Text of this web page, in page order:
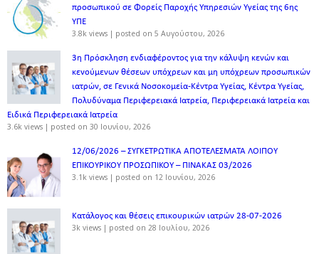
προσωπικού σε Φορείς Παροχής Υπηρεσιών Υγείας της 6ης
ΥΠΕ
3.8k views | posted on 5 Αυγούστου, 2026
3η Πρόσκληση ενδιαφέροντος για την κάλυψη κενών και
κενούμενων θέσεων υπόχρεων και μη υπόχρεων προσωπικών
ιατρών, σε Γενικά Νοσοκομεία-Κέντρα Υγείας, Κέντρα Υγείας,
Πολυδύναμα Περιφερειακά Ιατρεία, Περιφερειακά Ιατρεία και
Ειδικά Περιφερειακά Ιατρεία
3.6k views | posted on 30 Ιουνίου, 2026
12/06/2026 – ΣΥΓΚΕΤΡΩΤΙΚΑ ΑΠΟΤΕΛΕΣΜΑΤΑ ΛΟΙΠΟΥ
ΕΠΙΚΟΥΡΙΚΟΥ ΠΡΟΣΩΠΙΚΟΥ – ΠΙΝΑΚΑΣ 03/2026
3.1k views | posted on 12 Ιουνίου, 2026
Κατάλογος και θέσεις επικουρικών ιατρών 28-07-2026
3k views | posted on 28 Ιουλίου, 2026